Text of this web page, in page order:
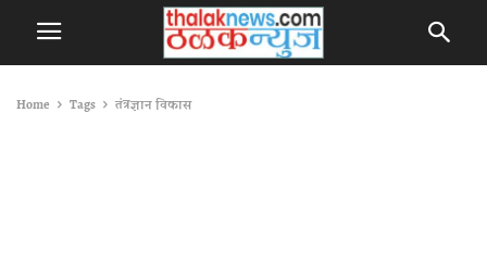
Home Tags तंत्रज्ञान विकास